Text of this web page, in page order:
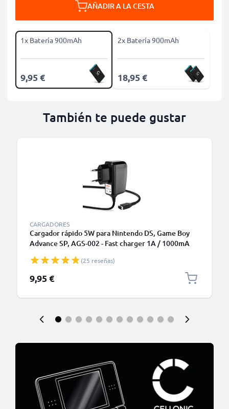
AÑADIR A LA CESTA
1x Batería 900mAh
9,95 €
2x Batería 900mAh
18,95 €
También te puede gustar
CARGADORES
Cargador rápido 5W para Nintendo DS, Game Boy
Advance SP, AGS-002 - Fast charger 1A / 1000mA
videoconsolas
(25 reseñas)
9,95 €